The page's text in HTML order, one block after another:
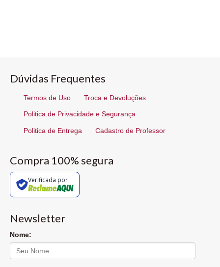
Dúvidas Frequentes
Termos de Uso Troca e Devoluções
Politica de Privacidade e Segurança
Politica de Entrega Cadastro de Professor
Compra 100% segura
Verificada por
Newsletter
Nome: